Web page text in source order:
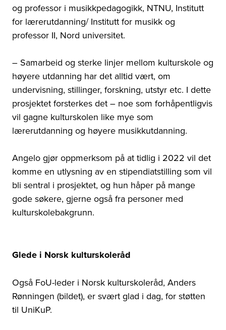
og professor i musikkpedagogikk, NTNU, Institutt
for lærerutdanning/ Institutt for musikk og
professor II, Nord universitet.
– Samarbeid og sterke linjer mellom kulturskole og
høyere utdanning har det alltid vært, om
undervisning, stillinger, forskning, utstyr etc. I dette
prosjektet forsterkes det – noe som forhåpentligvis
vil gagne kulturskolen like mye som
lærerutdanning og høyere musikkutdanning.
Angelo gjør oppmerksom på at tidlig i 2022 vil det
komme en utlysning av en stipendiatstilling som vil
bli sentral i prosjektet, og hun håper på mange
gode søkere, gjerne også fra personer med
kulturskolebakgrunn.
Glede i Norsk kulturskoleråd
Også FoU-leder i Norsk kulturskoleråd, Anders
Rønningen (bildet), er svært glad i dag, for støtten
til UniKuP.